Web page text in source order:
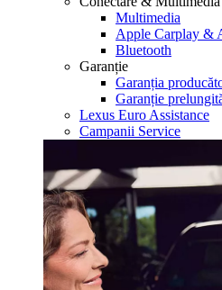
Multimedia
Apple Carplay &
Bluetooth
Garanție
Garanția
Garanție
Lexus Euro Assistance
Campanii Service